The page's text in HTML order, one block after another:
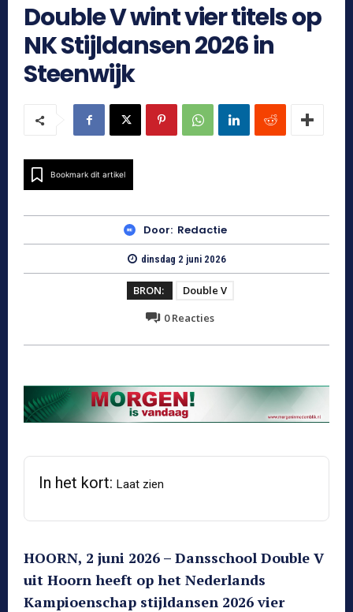
Double V wint vier titels op
NK Stijldansen 2026 in
Steenwijk
Bookmark dit artikel
Door: Redactie
dinsdag 2 juni 2026
BRON:
Double V
0Reacties
In het kort: Laat zien
HOORN, 2 juni 2026 – Dansschool Double V
uit Hoorn heeft op het Nederlands
Kampioenschap stijldansen 2026 vier